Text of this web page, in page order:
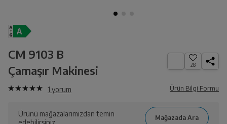
CM 9103 B
Çamaşır Makinesi
28
1 yorum Ürün Bilgi Formu
Ürünü mağazalarımızdan temin
edebilirsiniz.